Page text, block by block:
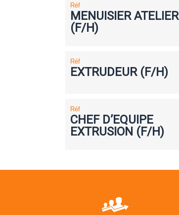
Réf
MENUISIER ATELIER
(F/H)
Réf
EXTRUDEUR (F/H)
Réf
CHEF D’EQUIPE
EXTRUSION (F/H)